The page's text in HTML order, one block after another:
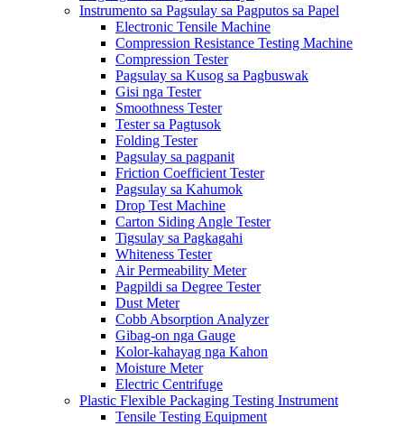
Instrumento sa Pagsulay sa Pagputos sa Papel
Electronic Tensile Machine
Compression Resistance Testing Machine
Compression Tester
Pagsulay sa Kusog sa Pagbuswak
Gisi nga Tester
Smoothness Tester
Tester sa Pagtusok
Folding Tester
Pagsulay sa pagpanit
Friction Coefficient Tester
Pagsulay sa Kahumok
Drop Test Machine
Carton Siding Angle Tester
Tigsulay sa Pagkagahi
Whiteness Tester
Air Permeability Meter
Pagpildi sa Degree Tester
Dust Meter
Cobb Absorption Analyzer
Gibag-on nga Gauge
Kolor-kahayag nga Kahon
Moisture Meter
Electric Centrifuge
Plastic Flexible Packaging Testing Instrument
Tensile Testing Equipment